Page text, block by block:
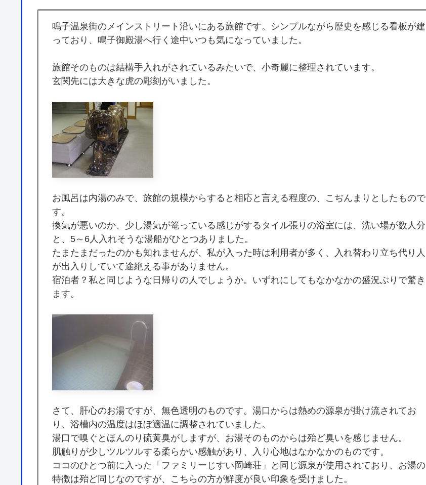
鳴子温泉街のメインストリート沿いにある旅館です。シンプルながら歴史を感じる看板が建
っており、鳴子御殿湯へ行く途中いつも気になっていました。
旅館そのものは結構手入れがされているみたいで、小奇麗に整理されています。
玄関先には大きな虎の彫刻がいました。
お風呂は内湯のみで、旅館の規模からすると相応と言える程度の、こぢんまりとしたもので
す。
換気が悪いのか、少し湯気が篭っている感じがするタイル張りの浴室には、洗い場が数人分
と、5～6人入れそうな湯船がひとつありました。
たまたまだったのかも知れませんが、私が入った時は利用者が多く、入れ替わり立ち代り人
が出入りしていて途絶える事がありません。
宿泊者？私と同じような日帰りの人でしょうか。いずれにしてもなかなかの盛況ぶりで驚き
ます。
さて、肝心のお湯ですが、無色透明のものです。湯口からは熱めの源泉が掛け流されてお
り、浴槽内の温度はほぼ適温に調整されていました。
湯口で嗅ぐとほんのり硫黄臭がしますが、お湯そのものからは殆ど臭いを感じません。
肌触りが少しツルツルする柔らかい感触があり、入り心地はなかなかのものです。
ココのひとつ前に入った「ファミリーじすい岡崎荘」と同じ源泉が使用されており、お湯の
特徴は殆ど同じなのですが、こちらの方が鮮度が良い印象を受けました。